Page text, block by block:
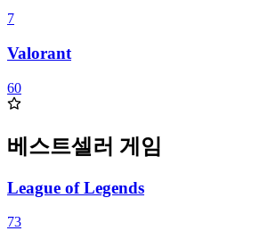
7
Valorant
60
베스트셀러 게임
League of Legends
73